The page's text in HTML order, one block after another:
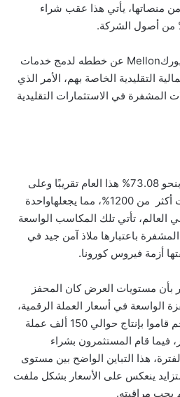
من منصاتها، يأتي هذا عقب شراء
في وقت لاحق، أعلن بنك نيويوركMellon عن خططه لدمج خدمات
التقليدية الخاصة بهم، الأمر الذي
المشفرة في الاستثمارات التقليدية
حققت عملة البيتكوينارتفاعًا بنحو 73.08% هذا العام تقريبًا وعلى
مدار 11 شهر الماضية اكتسبت أكثر من 1200%، مما يجعلهاواحدة
العالم، تأتي تلك المكاسب الواسعة
باعتبارها ملاذ آمن جيد في
أزمة فيروس كورونا.
مستويات العرض كان المحفز
الواسعة في أسعار العملة الرقمية،
كما أشار إلى أن عمال المناجم قاموا بإنتاج حوالي 150 ألف عملة
قام المستثمرون بشراء
الفترة، هذا التباين الواضح بين مستوى
ينعكس على الأسعار بشكل ملفت
يجب مراقبته.